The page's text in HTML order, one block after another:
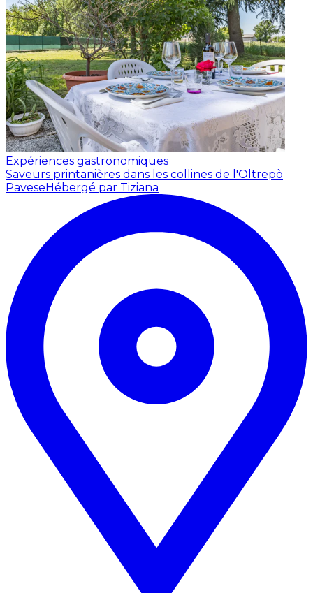
Expériences gastronomiques
Saveurs printanières dans les collines de l'Oltrepò
Pavese Hébergé par Tiziana